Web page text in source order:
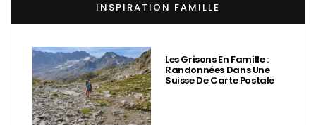
INSPIRATION FAMILLE
Les Grisons En Famille :
Randonnées Dans Une
Suisse De Carte Postale